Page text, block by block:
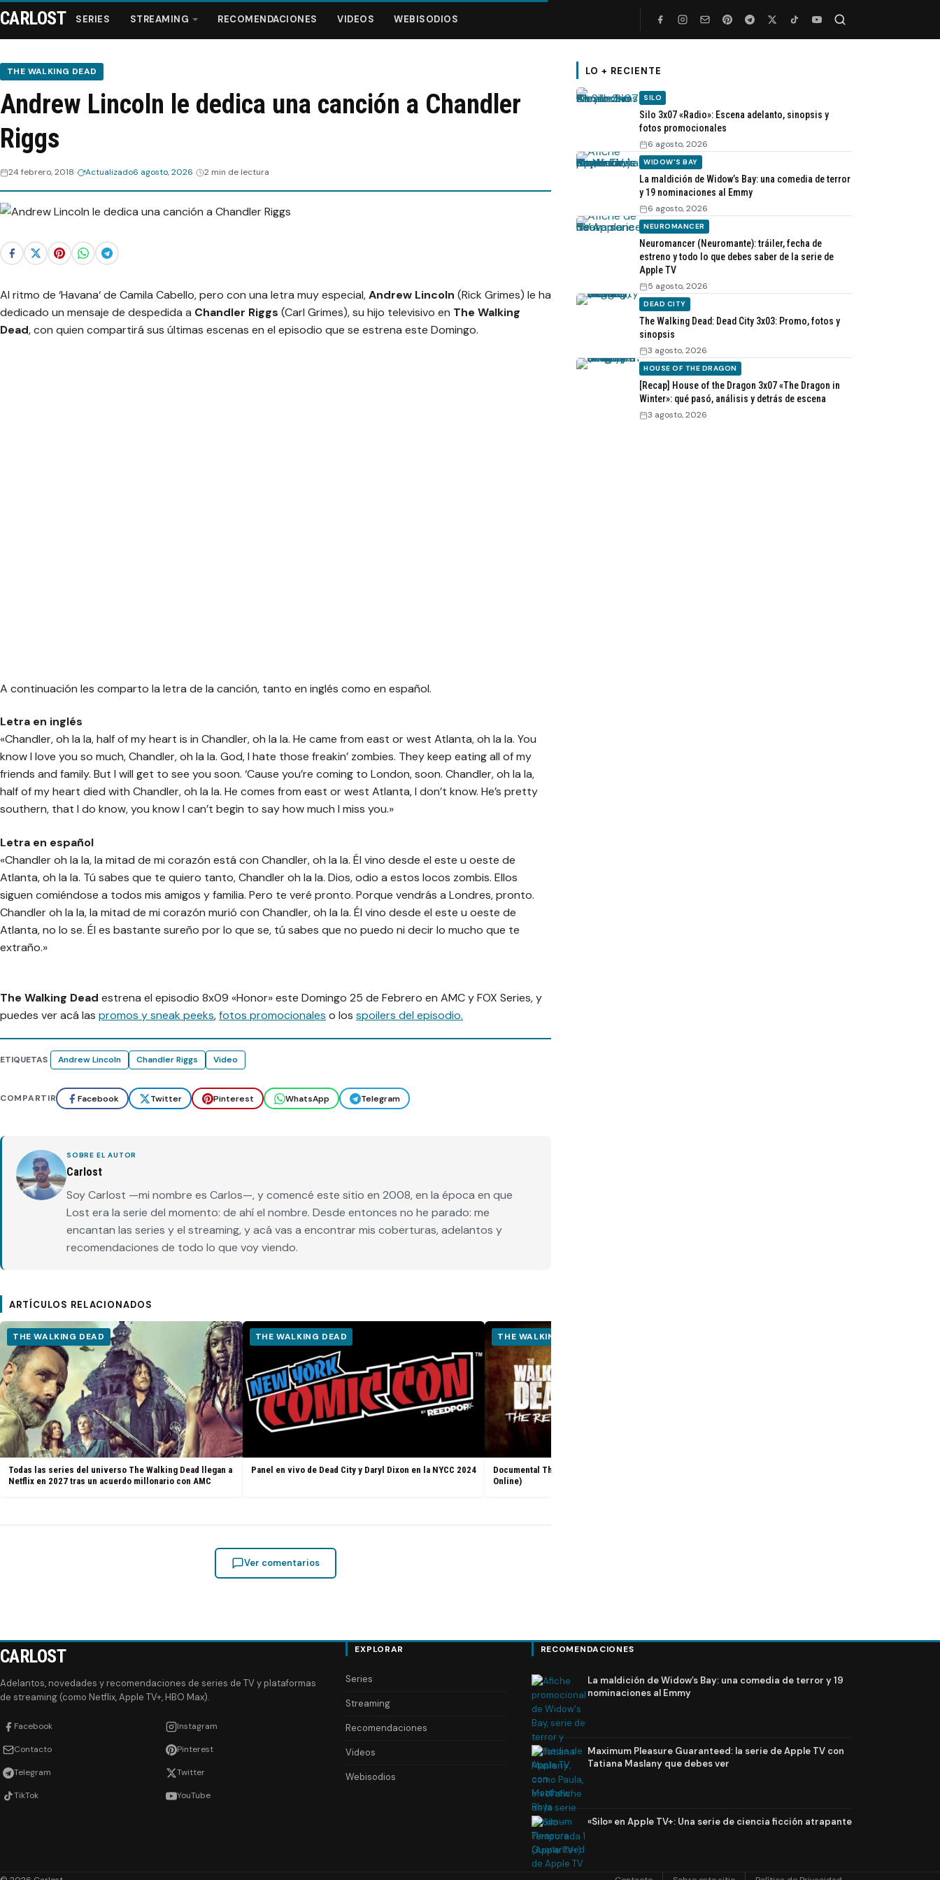
Series
Streaming
Webisodios
CARLOST SERIES STREAMING RECOMENDACIONES VIDEOS WEBISODIOS
THE WALKING DEAD
Andrew Lincoln le dedica una canción a Chandler
Riggs
24 febrero, 2018 Actualizado6 agosto, 2026 2 min de lectura
Al ritmo de ‘Havana‘ de Camila Cabello, pero con una letra muy especial,Andrew Lincoln (Rick Grimes) le ha
dedicado un mensaje de despedida a Chandler Riggs (Carl Grimes), su hijo televisivo en The Walking
Dead, con quien compartirá sus últimas escenas en el episodio que se estrena este Domingo.
A continuación les comparto la letra de la canción, tanto en inglés como en español.
Letra en inglés
«Chandler, oh la la, half of my heart is in Chandler, oh la la. He came from east or west Atlanta, oh la la. You
know I love you so much, Chandler, oh la la. God, I hate those freakin’ zombies. They keep eating all of my
friends and family. But I will get to see you soon. ‘Cause you’re coming to London, soon. Chandler, oh la la,
half of my heart died with Chandler, oh la la. He comes from east or west Atlanta, I don’t know. He’s pretty
southern, that I do know, you know I can’t begin to say how much I miss you.»
Letra en español
«Chandler oh la la, la mitad de mi corazón está con Chandler, oh la la. Él vino desde el este u oeste de
Atlanta, oh la la. Tú sabes que te quiero tanto, Chandler oh la la. Dios, odio a estos locos zombis. Ellos
siguen comiéndose a todos mis amigos y familia. Pero te veré pronto. Porque vendrás a Londres, pronto.
Chandler oh la la, la mitad de mi corazón murió con Chandler, oh la la. Él vino desde el este u oeste de
Atlanta, no lo se. Él es bastante sureño por lo que se, tú sabes que no puedo ni decir lo mucho que te
extraño.»
The Walking Dead estrena el episodio 8x09 «Honor» este Domingo 25 de Febrero en AMC y FOX Series, y
puedes ver acá las promos y sneak peeks,fotos promocionales o los spoilers del episodio.
ETIQUETAS Andrew Lincoln Chandler Riggs Video
COMPARTIR Facebook Twitter Pinterest WhatsApp Telegram
SOBRE EL AUTOR
Carlost
Soy Carlost —mi nombre es Carlos—, y comencé este sitio en 2008, en la época en que
Lost era la serie del momento: de ahí el nombre. Desde entonces no he parado: me
encantan las series y el streaming, y acá vas a encontrar mis coberturas, adelantos y
recomendaciones de todo lo que voy viendo.
ARTÍCULOS RELACIONADOS
THE WALKING DEAD
Todas las series del universo The Walking Dead llegan a
Netflix en 2027 tras un acuerdo millonario con AMC
THE WALKING DEAD
Panel en vivo de Dead City y Daryl Dixon en la NYCC 2024
THE WALKING DEAD
Documental The Walking Dead: The Return (Subtitulado
Online)
Ver comentarios
LO + RECIENTE
SILO
Silo 3x07 «Radio»: Escena adelanto, sinopsis y
fotos promocionales
6 agosto, 2026
WIDOW'S BAY
La maldición de Widow’s Bay: una comedia de terror
y 19 nominaciones al Emmy
6 agosto, 2026
NEUROMANCER
Neuromancer (Neuromante): tráiler, fecha de
estreno y todo lo que debes saber de la serie de
Apple TV
5 agosto, 2026
DEAD CITY
The Walking Dead: Dead City 3x03: Promo, fotos y
sinopsis
3 agosto, 2026
HOUSE OF THE DRAGON
[Recap] House of the Dragon 3x07 «The Dragon in
Winter»: qué pasó, análisis y detrás de escena
3 agosto, 2026
CARLOST
Adelantos, novedades y recomendaciones de series de TV y plataformas
de streaming (como Netflix, Apple TV+, HBO Max).
Facebook Instagram
Contacto Pinterest
Telegram Twitter
TikTok YouTube
EXPLORAR
Series
Streaming
Recomendaciones
Videos
Webisodios
RECOMENDACIONES
La maldición de Widow’s Bay: una comedia de terror y 19
nominaciones al Emmy
Maximum Pleasure Guaranteed: la serie de Apple TV con
Tatiana Maslany que debes ver
«Silo» en Apple TV+: Una serie de ciencia ficción atrapante